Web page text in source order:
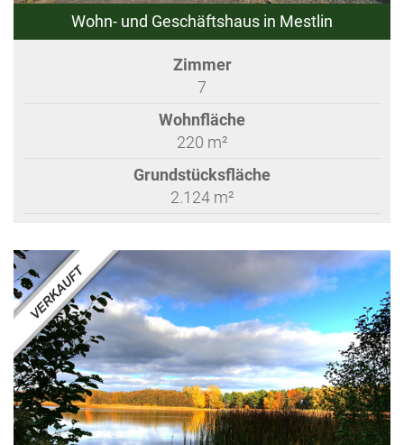
Wohn- und Geschäftshaus in Mestlin
Zimmer
7
Wohnfläche
220 m²
Grundstücksfläche
2.124 m²